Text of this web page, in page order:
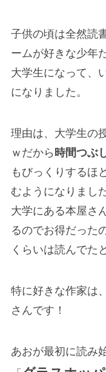
子供の頃は全然読
ームが好きな少年
大学生になって、
になりました。
理由は、大学生の
ｗだから 時間つぶ
もびっくりするほ
むようになりまし
大学にある本屋さ
るのでお得だった
くらいは読んでた
特に好きな作家は、
さんです！
あおが最初に読み